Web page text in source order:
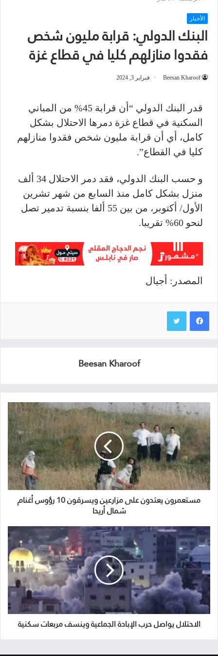
الأخبار
البنك الدولي: قرابة مليون شخص
فقدوا منازلهم كليا في قطاع غزة
Beesan Kharoof فبراير 3, 2024
قدر البنك الدولي “أن قرابة 45% من المباني
السكنية في قطاع غزة دمرها الاحتلال بشكل
كامل، أي أن قرابة مليون شخص فقدوا منازلهم
كليا في القطاع”.
و حسب البنك الدولي، فقد دمر الاحتلال 34 ألف
منزل بشكل كامل منذ السابع من شهر تشرين
الأول/ أكتوبر، من بين 55 ألفا بنسبة تدمير تصل
لنحو 60% تقريبا.
المصدر: أجيال
Beesan Kharoof
مستعمرون يعتدون على مزارعين ويسرقون 10 رؤوس أغنام
شمال أريحا
الاحتلال يواصل حرب الإبادة الجماعية وينسف مربعات سكنية